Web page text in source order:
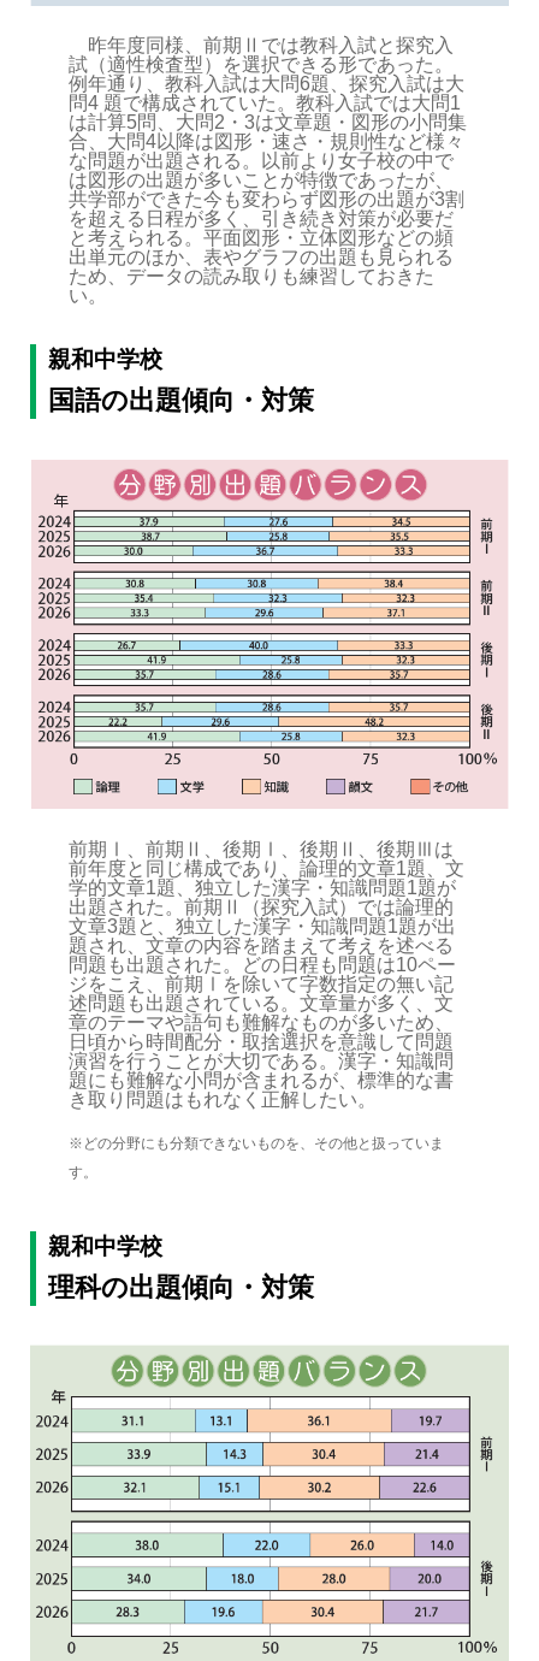
昨年度同様、前期Ⅱでは教科入試と探究入
試（適性検査型）を選択できる形であった。
例年通り、教科入試は大問6題、探究入試は大
問4 題で構成されていた。教科入試では大問1
は計算5問、大問2・3は文章題・図形の小問集
合、大問4以降は図形・速さ・規則性など様々
な問題が出題される。以前より女子校の中で
は図形の出題が多いことが特徴であったが、
共学部ができた今も変わらず図形の出題が3割
を超える日程が多く、引き続き対策が必要だ
と考えられる。平面図形・立体図形などの頻
出単元のほか、表やグラフの出題も見られる
ため、データの読み取りも練習しておきた
い。
親和中学校
国語の出題傾向・対策
前期Ⅰ、前期Ⅱ、後期Ⅰ、後期Ⅱ、後期Ⅲは
前年度と同じ構成であり、論理的文章1題、文
学的文章1題、独立した漢字・知識問題1題が
出題された。前期Ⅱ（探究入試）では論理的
文章3題と、独立した漢字・知識問題1題が出
題され、文章の内容を踏まえて考えを述べる
問題も出題された。どの日程も問題は10ペー
ジをこえ、前期Ⅰを除いて字数指定の無い記
述問題も出題されている。文章量が多く、文
章のテーマや語句も難解なものが多いため、
日頃から時間配分・取捨選択を意識して問題
演習を行うことが大切である。漢字・知識問
題にも難解な小問が含まれるが、標準的な書
き取り問題はもれなく正解したい。
※どの分野にも分類できないものを、その他と扱っていま
す。
親和中学校
理科の出題傾向・対策